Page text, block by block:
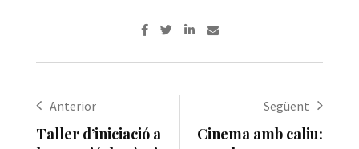
Anterior
Taller d’iniciació a
Següent
Cinema amb caliu: